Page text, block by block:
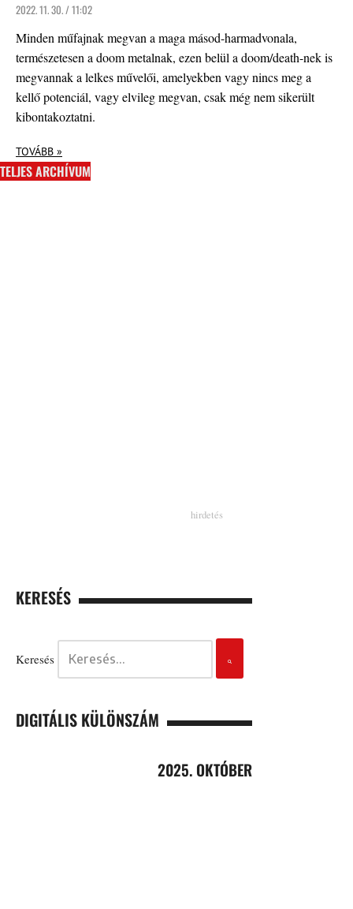
2022. 11. 30. / 11:02
Minden műfajnak megvan a maga másod-harmadvonala,
természetesen a doom metalnak, ezen belül a doom/death-nek is
megvannak a lelkes művelői, amelyekben vagy nincs meg a
kellő potenciál, vagy elvileg megvan, csak még nem sikerült
kibontakoztatni.
TOVÁBB »
TELJES ARCHÍVUM
KERESÉS
Keresés
DIGITÁLIS KÜLÖNSZÁM
2025. OKTÓBER